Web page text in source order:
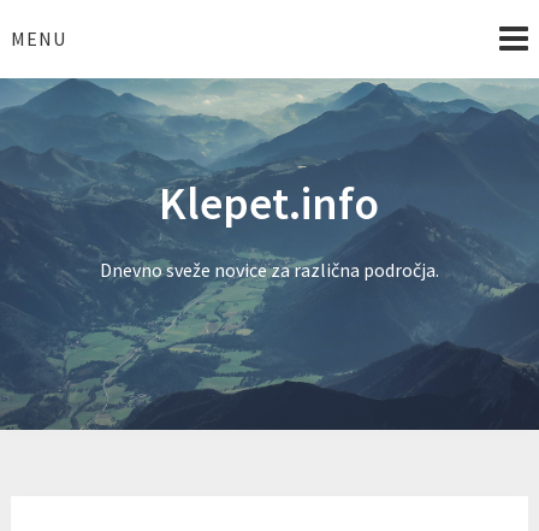
toMENU
Klepet.info
Dnevno sveže novice za različna področja.